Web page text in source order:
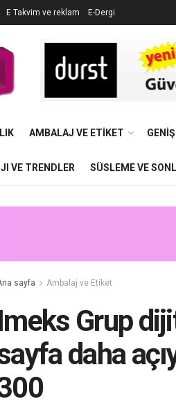
E Takvim ve reklam E-Dergi
AMBALAJ VE ETIKET
VE TRENDLER SÜSLEME VE
sayfa Ambalaj ve Etiket
Grup
daha